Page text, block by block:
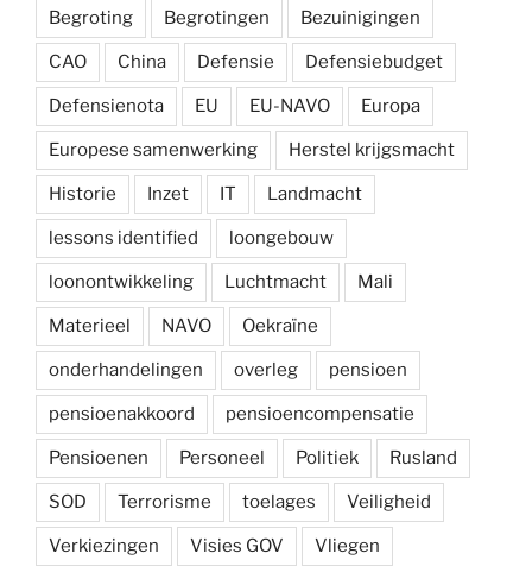
Begroting Begrotingen Bezuinigingen
CAO China Defensie Defensiebudget
Defensienota EU EU-NAVO Europa
Europese samenwerking Herstel krijgsmacht
Historie Inzet IT Landmacht
lessons identified loongebouw
loonontwikkeling Luchtmacht Mali
Materieel NAVO Oekraïne
onderhandelingen overleg pensioen
pensioenakkoord pensioencompensatie
Pensioenen Personeel Politiek Rusland
SOD Terrorisme toelages Veiligheid
Verkiezingen Visies GOV Vliegen